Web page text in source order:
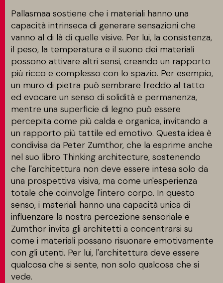
Pallasmaa sostiene che i materiali hanno una
capacità intrinseca di generare sensazioni che
vanno al di là di quelle visive. Per lui, la consistenza,
il peso, la temperatura e il suono dei materiali
possono attivare altri sensi, creando un rapporto
più ricco e complesso con lo spazio. Per esempio,
un muro di pietra può sembrare freddo al tatto
ed evocare un senso di solidità e permanenza,
mentre una superficie di legno può essere
percepita come più calda e organica, invitando a
un rapporto più tattile ed emotivo. Questa idea è
condivisa da Peter Zumthor, che la esprime anche
nel suo libro Thinking architecture, sostenendo
che l'architettura non deve essere intesa solo da
una prospettiva visiva, ma come un'esperienza
totale che coinvolge l'intero corpo. In questo
senso, i materiali hanno una capacità unica di
influenzare la nostra percezione sensoriale e
Zumthor invita gli architetti a concentrarsi su
come i materiali possano risuonare emotivamente
con gli utenti. Per lui, l'architettura deve essere
qualcosa che si sente, non solo qualcosa che si
vede.